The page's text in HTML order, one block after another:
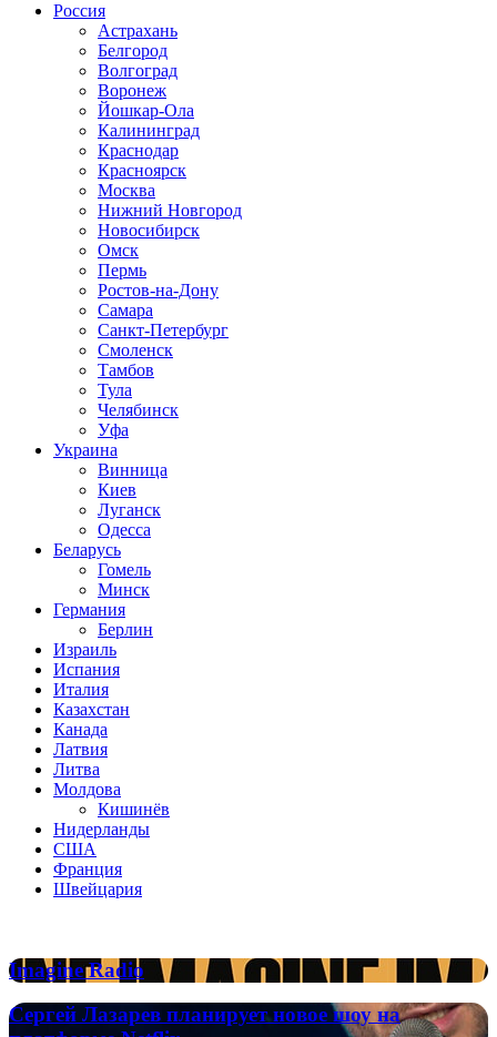
Россия
Астрахань
Белгород
Волгоград
Воронеж
Йошкар-Ола
Калининград
Краснодар
Красноярск
Москва
Нижний Новгород
Новосибирск
Омск
Пермь
Ростов-на-Дону
Самара
Санкт-Петербург
Смоленск
Тамбов
Тула
Челябинск
Уфа
Украина
Винница
Киев
Луганск
Одесса
Беларусь
Гомель
Минск
Германия
Берлин
Израиль
Испания
Италия
Казахстан
Канада
Латвия
Литва
Молдова
Кишинёв
Нидерланды
США
Франция
Швейцария
Imagine
Radio
Imagine Radio
Сергей
Лазарев
Сергей Лазарев планирует новое шоу на